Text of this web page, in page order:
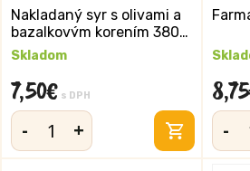
Nakladaný syr s olivami a
bazalkovým korením 380
ml
Skladom
7,50€ s DPH
-
množstvo +
8,75
-